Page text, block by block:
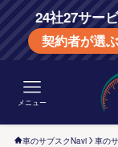
24社27サー
契約者が選
メニュー
車のサブスクNavi 車の